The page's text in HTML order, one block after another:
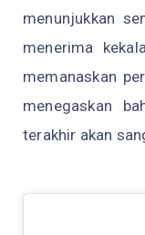
menunjukkan
menerima
memanaskan
menegaskan
terakhir akan